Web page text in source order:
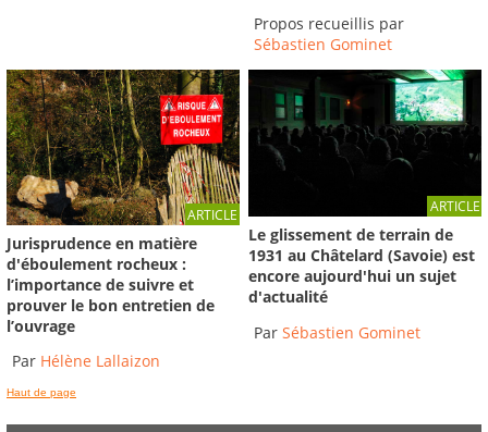
Propos recueillis par
Sébastien Gominet
ARTICLE
Jurisprudence en matière
d'éboulement rocheux :
l’importance de suivre et
prouver le bon entretien de
l’ouvrage
Par Hélène Lallaizon
ARTICLE
Le glissement de terrain de
1931 au Châtelard (Savoie) est
encore aujourd'hui un sujet
d'actualité
ParSébastien Gominet
Haut de page